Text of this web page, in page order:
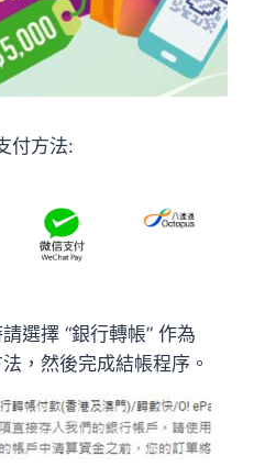
付方法:
選擇 “銀行轉帳” 作為
，然後完成結帳程序。